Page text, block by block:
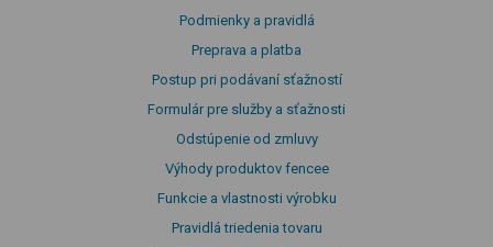
Podmienky a pravidlá
Preprava a platba
Postup pri podávaní sťažností
Formulár pre služby a sťažnosti
Odstúpenie od zmluvy
Výhody produktov fencee
Funkcie a vlastnosti výrobku
Pravidlá triedenia tovaru